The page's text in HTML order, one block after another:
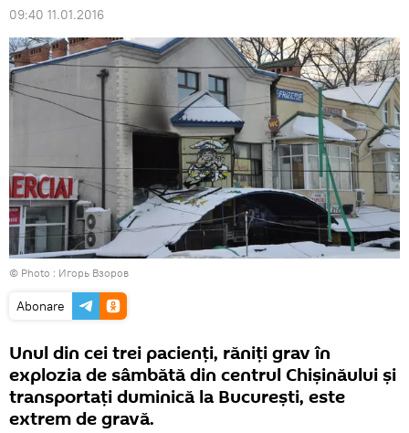
09:40 11.01.2016
© Photo : Игорь Взоров
Abonare
Unul din cei trei pacienţi, răniţi grav în
explozia de sâmbătă din centrul Chişinăului şi
transportaţi duminică la Bucureşti, este
extrem de gravă.